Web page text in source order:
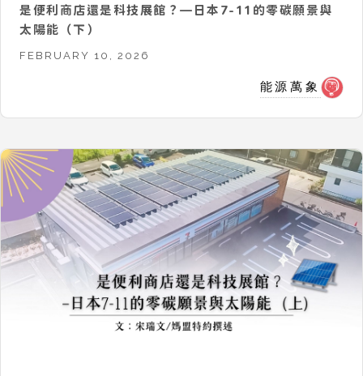
是便利商店還是科技展館？—日本7-11的零碳願景與
太陽能（下）
FEBRUARY 10, 2026
能源萬象